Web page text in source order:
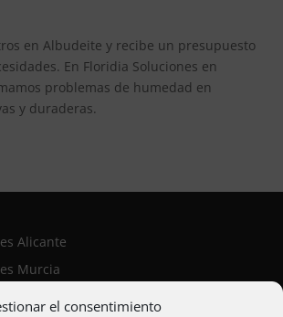
el consentimiento
en Albudeite y recibe un presupuesto
En Floridia Soluciones en
problemas de humedad en
y duraderas.
Alicante
Murcia